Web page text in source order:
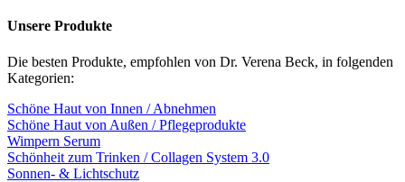
Unsere Produkte
Die besten Produkte, empfohlen von Dr. Verena Beck, in folgenden
Kategorien:
Schöne Haut von Innen / Abnehmen
Schöne Haut von Außen / Pflegeprodukte
Wimpern Serum
Schönheit zum Trinken / Collagen System 3.0
Sonnen- & Lichtschutz